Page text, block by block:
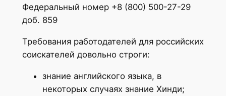
Федеральный номер +8 (800) 500-27-29
доб. 859
Требования работодателей для российских
соискателей довольно строги:
знание английского языка, в
некоторых случаях знание Хинди;